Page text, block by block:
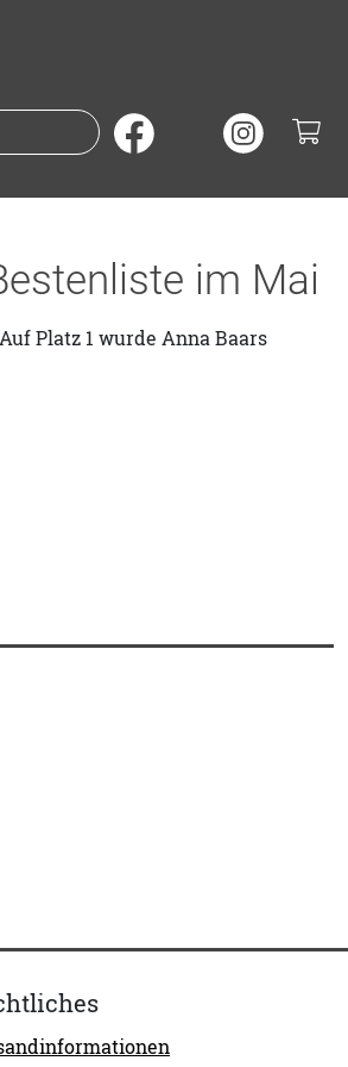
Suche nach Büchern oder
im Mai
Platz 1 wurde Anna Baars